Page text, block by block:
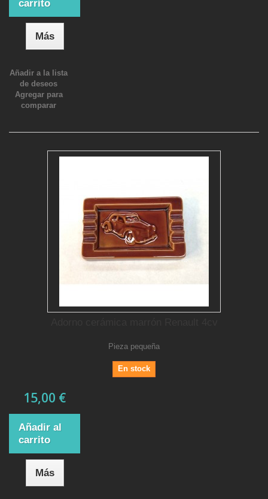
carrito
Más
Añadir a la lista
de deseos
Agregar para
comparar
Pieza pequeña
En stock
15,00 €
Añadir al
carrito
Más